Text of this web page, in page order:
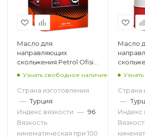
Масло для
направляющих
скольжения Petrol Ofisi
Kızak Yağı D 68, 15кг
Узнать свободное наличие
Страна изготовления
— Турция
Индекс вязкости — 96
Вязкость
кинематическая при 100
Масло
Kızak
Страна
—
Индекс